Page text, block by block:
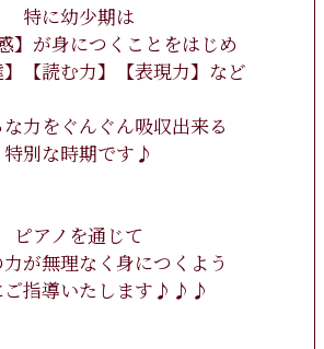
特に幼少期は
】が身につくことをはじめ
】【読む力】【表現力】など
力をぐんぐん吸収出来る
特別な時期です♪
ピアノを通じて
が無理なく身につくよう
ご指導いたします♪♪♪